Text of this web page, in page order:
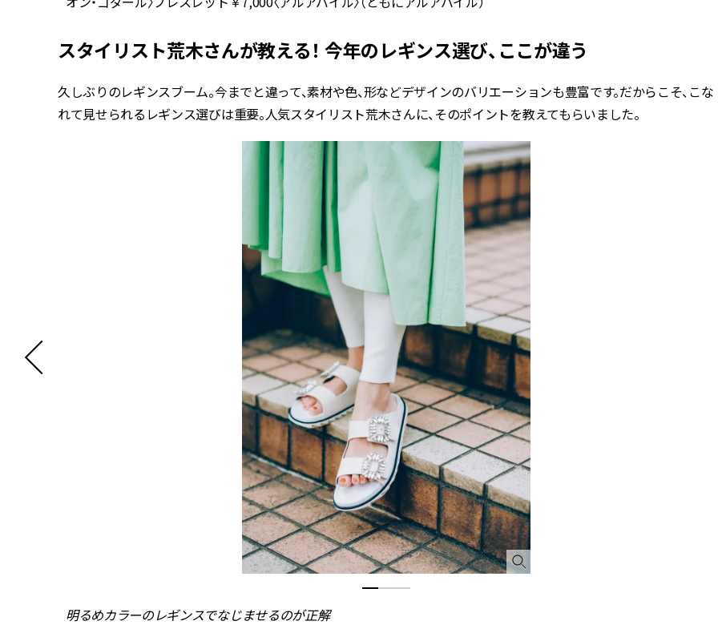
スタイリスト荒木さんが教える！ 今年のレギンス選び、ここが違う
久しぶりのレギンスブーム。今までと違って、素材や色、形などデザインのバリエーションも豊富です。だからこそ、こな
れて見せられるレギンス選びは重要。人気スタイリスト荒木さんに、そのポイントを教えてもらいました。
明るめカラーのレギンスでなじませるのが正解